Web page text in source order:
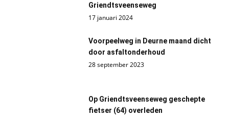
Griendtsveenseweg
17 januari 2024
Voorpeelweg in Deurne maand dicht
door asfaltonderhoud
28 september 2023
Op Griendtsveenseweg geschepte
fietser (64) overleden